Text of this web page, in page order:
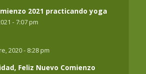
2021 practicando yoga
- 7:07 pm
2020 - 8:28 pm
Feliz Nuevo Comienzo